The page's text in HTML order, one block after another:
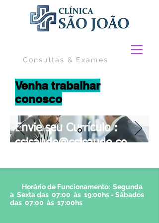
Consultas & Exames
Venha trabalhar
conosco
Envie seu Currículo :
csjsaude@csjsaude.co
Horário de Funcionamento: Segunda
a Sexta das 07:00 às 19:00hs - Sábados
das 07:00 às 17:00hs